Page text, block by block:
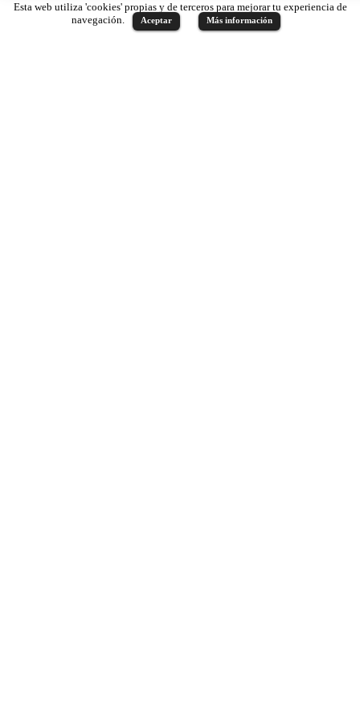
Esta web utiliza 'cookies' propias y de terceros para mejorar tu experiencia de
navegación.
Aceptar Más información